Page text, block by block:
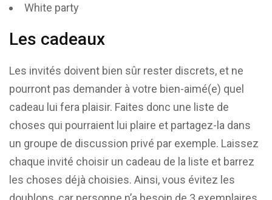
White party
Les cadeaux
Les invités doivent bien sûr rester discrets, et ne
pourront pas demander à votre bien-aimé(e) quel
cadeau lui fera plaisir. Faites donc une liste de
choses qui pourraient lui plaire et partagez-la dans
un groupe de discussion privé par exemple. Laissez
chaque invité choisir un cadeau de la liste et barrez
les choses déjà choisies. Ainsi, vous évitez les